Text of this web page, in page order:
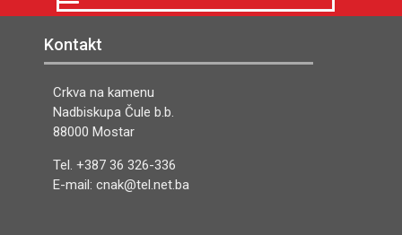
Kontakt
Crkva na kamenu
Nadbiskupa Čule b.b.
88000 Mostar
Tel. +387 36 326-336
E-mail: cnak@tel.net.ba